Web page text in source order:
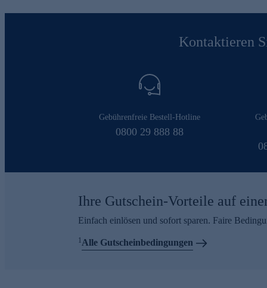
Kontaktieren
Gebührenfreie Bestell-Hotline
0800 29 888 88
Ihre Gutschein-Vorteile auf
Einfach einlösen und sofort sparen. Faire
1Alle Gutscheinbedingungen